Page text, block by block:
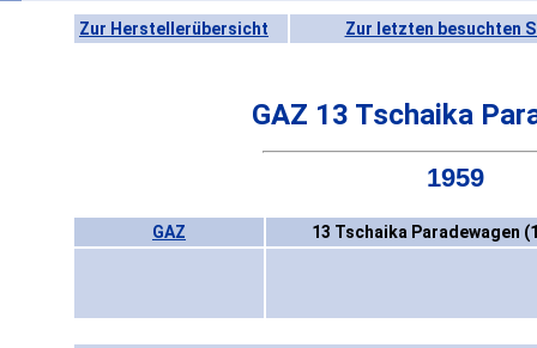
Zur Herstellerübersicht Zur letzten besuchten
GAZ 13 Tschaika
1959
GAZ 13 Tschaika Paradewagen